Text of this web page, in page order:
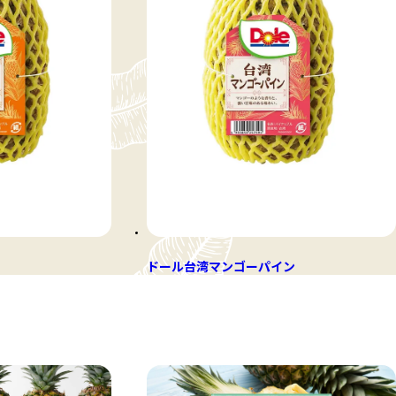
ドール台湾マンゴーパイン